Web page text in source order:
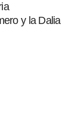
y la Dalia